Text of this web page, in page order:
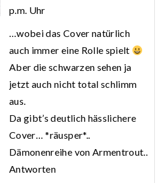
p.m. Uhr
…wobei das Cover natürlich
auch immer eine Rolle spielt
Aber die schwarzen sehen ja
jetzt auch nicht total schlimm
aus.
Da gibt’s deutlich hässlichere
Cover… *räusper*..
Dämonenreihe von Armentrout..
Antworten